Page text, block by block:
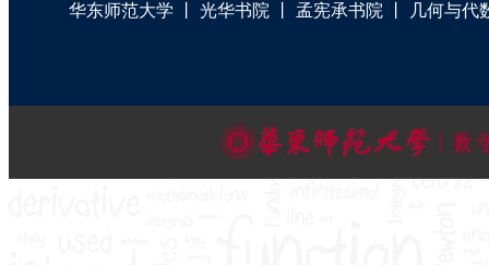
华东师范大学 光华书院 孟宪承书院 几何与代